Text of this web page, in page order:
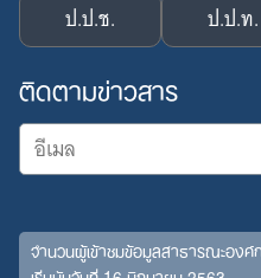
ป.ป.ช. ป.ป.ท.
ติดตามข่าวสาร
จำนวนผู้เข้าชมข้อมูลสาธารณะองค์